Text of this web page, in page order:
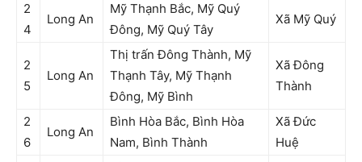
2
4
Long An
Mỹ Thạnh Bắc, Mỹ Quý
Đông, Mỹ Quý Tây
Xã Mỹ Quý
2
5
Long An
Thị trấn Đông Thành, Mỹ
Thạnh Tây, Mỹ Thạnh
Đông, Mỹ Bình
Xã Đông
Thành
2
6
Long An
Bình Hòa Bắc, Bình Hòa
Nam, Bình Thành
Xã Đức
Huệ